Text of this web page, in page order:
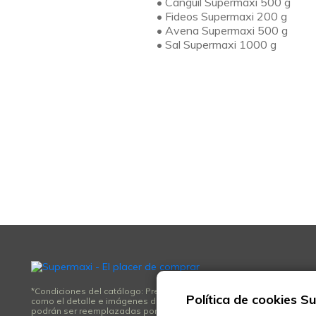
• Fideos Supermaxi 200 g
• Avena Supermaxi 500 g
• Sal Supermaxi 1000 g
*Condiciones del catálogo: Precios incluyen IVA. No aplica
como el detalle e imágenes de los productos son referenciales,
podrán ser reemplazadas por otros de similares características y
Política de cookies